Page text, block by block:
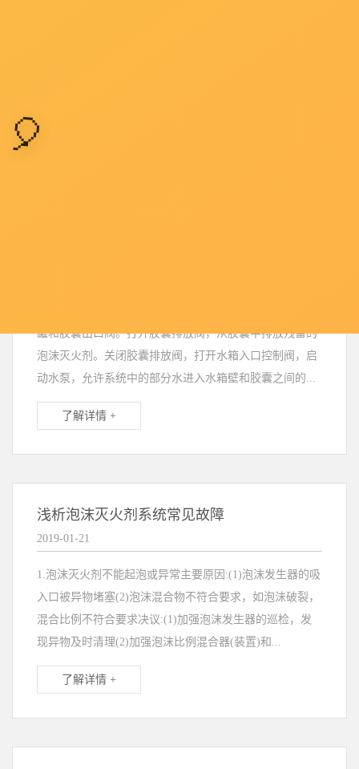
罐和胶囊出口阀。打开胶囊排放阀，从胶囊中排放残留的
泡沫灭火剂。关闭胶囊排放阀，打开水箱入口控制阀，启
动水泵，允许系统中的部分水进入水箱壁和胶囊之间的...
了解详情 +
浅析泡沫灭火剂系统常见故障
2019-01-21
1.泡沫灭火剂不能起泡或异常主要原因:(1)泡沫发生器的吸
入口被异物堵塞(2)泡沫混合物不符合要求，如泡沫破裂，
混合比例不符合要求决议:(1)加强泡沫发生器的巡检，发
现异物及时清理(2)加强泡沫比例混合器(装置)和...
了解详情 +